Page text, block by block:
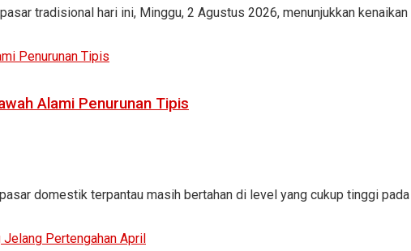
tradisional hari ini, Minggu, 2 Agustus 2026, menunjukkan
Alami Penurunan Tipis
domestik terpantau masih bertahan di level yang cukup tinggi pada